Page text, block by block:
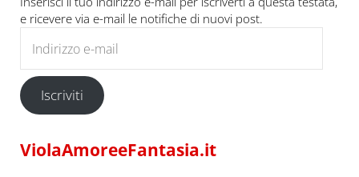
e ricevere via e-mail le notifiche di nuovi post.
Iscriviti
ViolaAmoreeFantasia.it